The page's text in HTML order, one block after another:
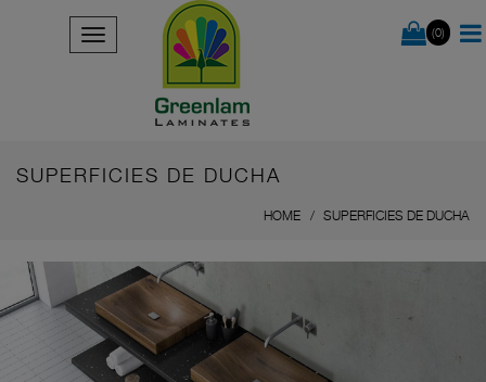
(0)
SUPERFICIES DE DUCHA
HOME SUPERFICIES DE DUCHA